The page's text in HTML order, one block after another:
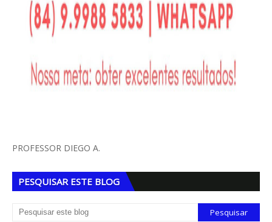
PROFESSOR DIEGO A.
PESQUISAR ESTE BLOG